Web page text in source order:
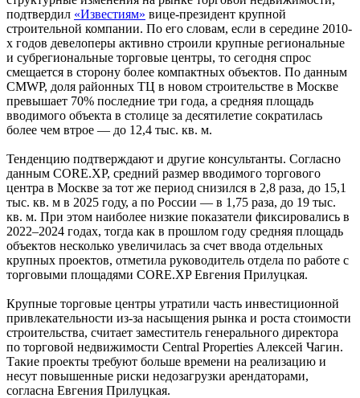
подтвердил «Известиям» вице-президент крупной
строительной компании. По его словам, если в середине 2010-
х годов девелоперы активно строили крупные региональные
и субрегиональные торговые центры, то сегодня спрос
смещается в сторону более компактных объектов. По данным
CMWP, доля районных ТЦ в новом строительстве в Москве
превышает 70% последние три года, а средняя площадь
вводимого объекта в столице за десятилетие сократилась
более чем втрое — до 12,4 тыс. кв. м.
Тенденцию подтверждают и другие консультанты. Согласно
данным CORE.XP, средний размер вводимого торгового
центра в Москве за тот же период снизился в 2,8 раза, до 15,1
тыс. кв. м в 2025 году, а по России — в 1,75 раза, до 19 тыс.
кв. м. При этом наиболее низкие показатели фиксировались в
2022–2024 годах, тогда как в прошлом году средняя площадь
объектов несколько увеличилась за счет ввода отдельных
крупных проектов, отметила руководитель отдела по работе с
торговыми площадями CORE.XP Евгения Прилуцкая.
Крупные торговые центры утратили часть инвестиционной
привлекательности из-за насыщения рынка и роста стоимости
строительства, считает заместитель генерального директора
по торговой недвижимости Central Properties Алексей Чагин.
Такие проекты требуют больше времени на реализацию и
несут повышенные риски недозагрузки арендаторами,
согласна Евгения Прилуцкая.